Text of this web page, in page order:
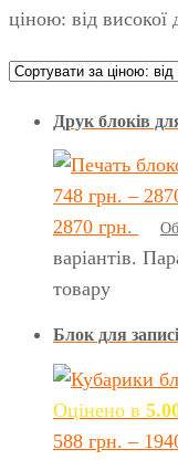
ціною: від високої
Друк блоків
748 грн. –
2870 грн.
варіантів.
товару
Блок для
Оцінено в
588 грн. –